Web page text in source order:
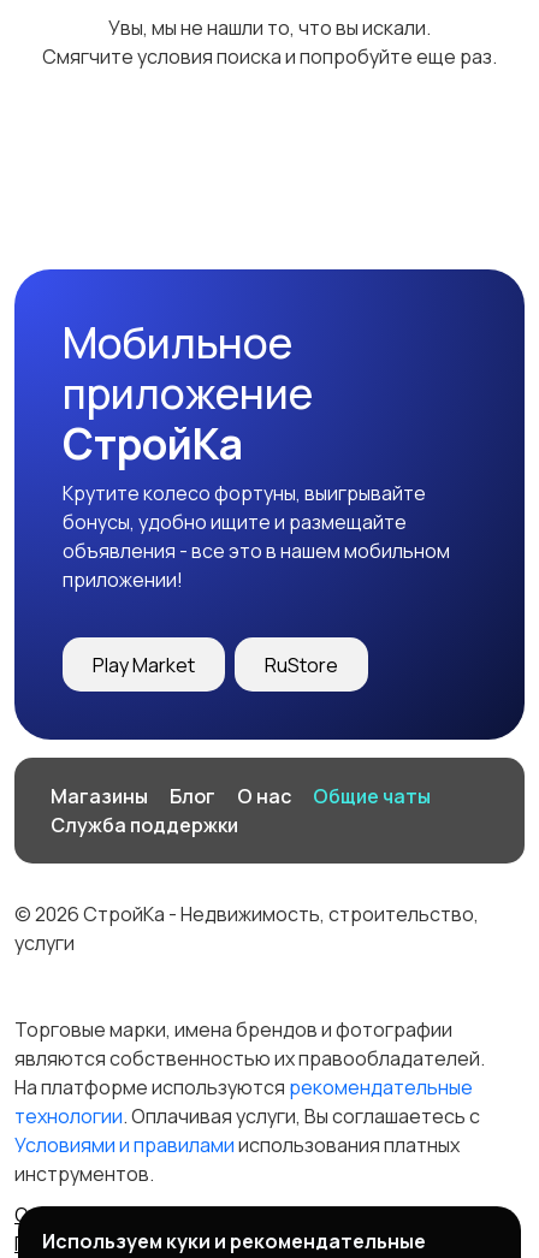
Образование и наука Офисный персонал
Перевозки, склад,
закупки
Продажи
Производство
Рестораны и
Сельское хозяйство Спорт и красота
Страхование
Строительство и
ремонт
Туризм и гостиницы
Управление
недвижимостью
Увы, мы не нашли то, что вы искали.
Смягчите условия поиска и попробуйте еще раз.
Мобильное
приложение
СтройКа
Крутите колесо фортуны, выигрывайте
бонусы, удобно ищите и размещайте
объявления - все это в нашем мобильном
приложении!
Play Market RuStore
Магазины Блог О нас
Общие чаты
Служба поддержки
© 2026 СтройКа - Недвижимость, строительство,
услуги
Торговые марки, имена брендов и фотографии
являются собственностью их правообладателей.
На платформе используются рекомендательные
технологии. Оплачивая услуги, Вы соглашаетесь c
Условиями и правиламииспользования платных
инструментов.
Отказ от ответственности
Правила сервиса
Политика конфиденциальности
Пользовательское
Используем куки и рекомендательные